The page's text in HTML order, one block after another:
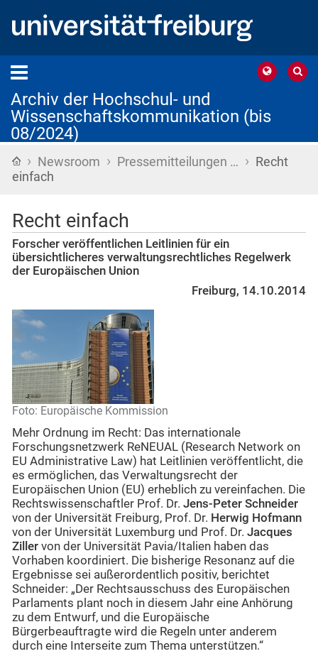
Archiv der Hochschul- und
Wissenschaftskommunikation (bis
08/2024)
Startseite
› Newsroom › Pressemitteilungen … › Recht
einfach
Recht einfach
Forscher veröffentlichen Leitlinien für ein
übersichtlicheres verwaltungsrechtliches Regelwerk
der Europäischen Union
Freiburg, 14.10.2014
Foto: Europäische Kommission
Mehr Ordnung im Recht: Das internationale
Forschungsnetzwerk ReNEUAL (Research Network on
EU Administrative Law) hat Leitlinien veröffentlicht, die
es ermöglichen, das Verwaltungsrecht der
Europäischen Union (EU) erheblich zu vereinfachen. Die
Rechtswissenschaftler Prof. Dr. Jens-Peter Schneider
von der Universität Freiburg, Prof. Dr. Herwig Hofmann
von der Universität Luxemburg und Prof. Dr. Jacques
Ziller von der Universität Pavia/Italien haben das
Vorhaben koordiniert. Die bisherige Resonanz auf die
Ergebnisse sei außerordentlich positiv, berichtet
Schneider: „Der Rechtsausschuss des Europäischen
Parlaments plant noch in diesem Jahr eine Anhörung
zu dem Entwurf, und die Europäische
Bürgerbeauftragte wird die Regeln unter anderem
durch eine Interseite zum Thema unterstützen.“